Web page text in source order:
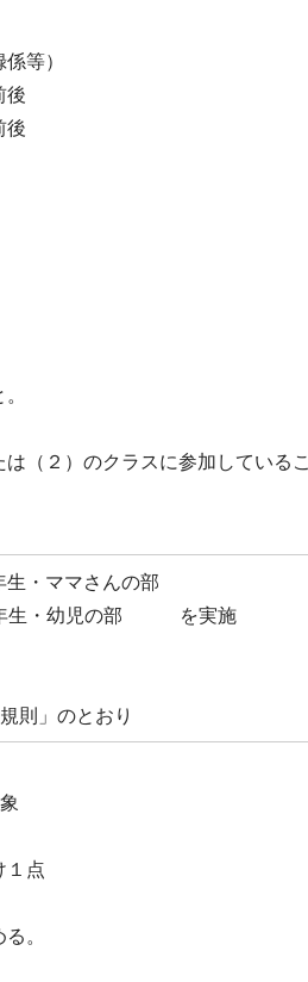
等）
後
後
）のクラスに参加しているこ
生・ママさんの部
年生・幼児の部 を実施
則」のとおり
点
。